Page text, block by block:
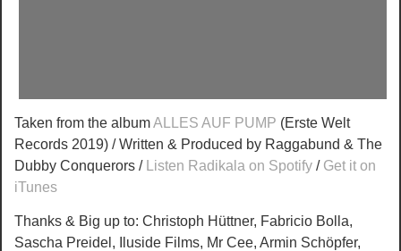
Taken from the albumALLES AUF PUMP (Erste Welt
Records 2019) / Written & Produced by Raggabund & The
Dubby Conquerors /
Listen Radikala on Spotify / Get it on
iTunes
Thanks & Big up to: Christoph Hüttner, Fabricio Bolla,
Sascha Preidel, Iluside Films, Mr Cee, Armin Schöpfer,